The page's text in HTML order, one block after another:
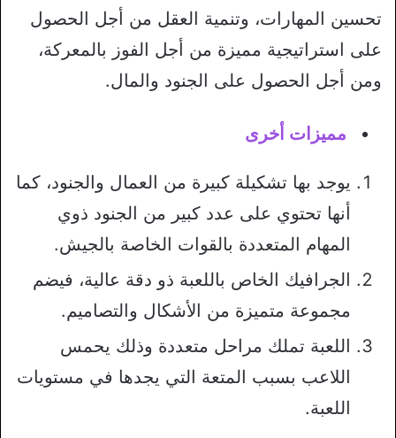
تحسين المهارات، وتنمية العقل من أجل الحصول
على استراتيجية مميزة من أجل الفوز بالمعركة،
ومن أجل الحصول على الجنود والمال.
مميزات أخرى
يوجد بها تشكيلة كبيرة من العمال والجنود، كما
أنها تحتوي على عدد كبير من الجنود ذوي
المهام المتعددة بالقوات الخاصة بالجيش.
الجرافيك الخاص باللعبة ذو دقة عالية، فيضم
مجموعة متميزة من الأشكال والتصاميم.
اللعبة تملك مراحل متعددة وذلك يحمس
اللاعب بسبب المتعة التي يجدها في مستويات
اللعبة.